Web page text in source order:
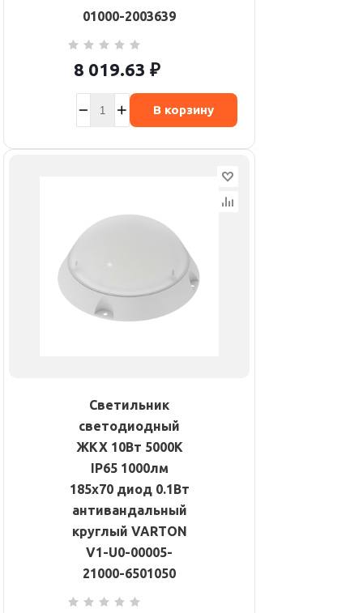
01000-2003639
8 019.63 ₽
В корзину
Светильник
светодиодный
ЖКХ 10Вт 5000К
IP65 1000лм
185х70 диод 0.1Вт
антивандальный
круглый VARTON
V1-U0-00005-
21000-6501050